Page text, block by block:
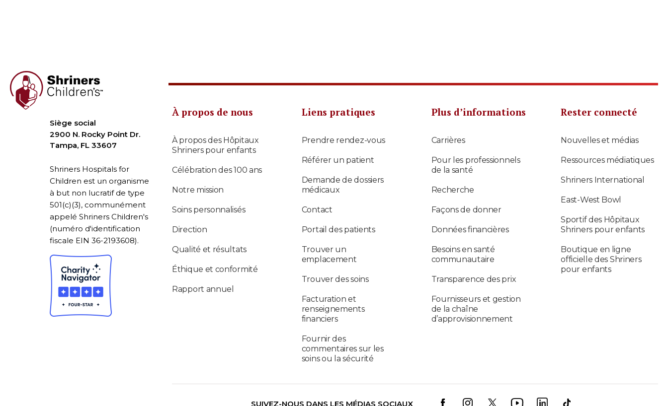
Siège social
2900 N. Rocky Point Dr.
Tampa, FL 33607
Shriners Hospitals for
Children est un organisme
à but non lucratif de type
501(c)(3), communément
appelé Shriners Children's
(numéro d'identification
fiscale EIN 36-2193608).
À propos de nous
À propos des Hôpitaux
Shriners pour enfants
Célébration des 100 ans
Notre mission
Soins personnalisés
Direction
Qualité et résultats
Éthique et conformité
Rapport annuel
Liens pratiques
Prendre rendez-vous
Référer un patient
Demande de dossiers
médicaux
Contact
Portail des patients
Trouver un
emplacement
Trouver des soins
Facturation et
renseignements
financiers
Fournir des
commentaires sur les
soins ou la sécurité
Plus d’informations
Carrières
Pour les professionnels
de la santé
Recherche
Façons de donner
Données financières
Besoins en santé
communautaire
Transparence des prix
Fournisseurs et gestion
de la chaîne
d’approvisionnement
Rester connecté
Nouvelles et médias
Ressources médiatiques
Shriners International
East-West Bowl
Sportif des Hôpitaux
Shriners pour enfants
Boutique en ligne
officielle des Shriners
pour enfants
SUIVEZ-NOUS DANS LES MÉDIAS SOCIAUX